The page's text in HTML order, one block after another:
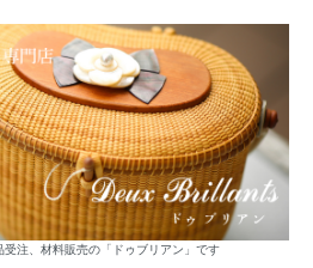
注、材料販売の「ドゥブリアン」です